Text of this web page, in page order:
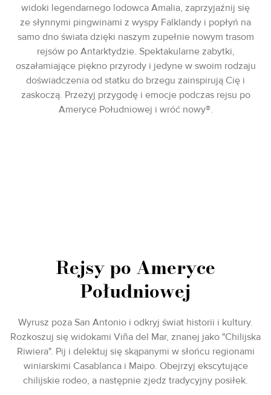
widoki legendarnego lodowca Amalia, zaprzyjaźnij się
ze słynnymi pingwinami z wyspy Falklandy i popłyń na
samo dno świata dzięki naszym zupełnie nowym trasom
rejsów po Antarktydzie. Spektakularne zabytki,
oszałamiające piękno przyrody i jedyne w swoim rodzaju
doświadczenia od statku do brzegu zainspirują Cię i
zaskoczą. Przeżyj przygodę i emocje podczas rejsu po
Ameryce Południowej i wróć nowy®.
Rejsy po Ameryce
Południowej
Wyrusz poza San Antonio i odkryj świat historii i kultury.
Rozkoszuj się widokami Viña del Mar, znanej jako "Chilijska
Riwiera". Pij i delektuj się skąpanymi w słońcu regionami
winiarskimi Casablanca i Maipo. Obejrzyj ekscytujące
chilijskie rodeo, a następnie zjedz tradycyjny posiłek.​